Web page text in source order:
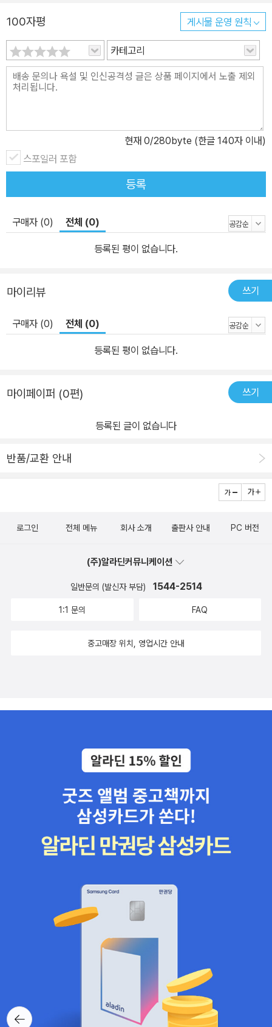
100자평 게시물 운영 원칙
카테고리
현재 0/280byte (한글 140자 이내)
스포일러 포함
등록
구매자 (0) 전체 (0)
등록된 평이 없습니다.
마이리뷰 쓰기
구매자 (0) 전체 (0)
등록된 평이 없습니다.
마이페이퍼 (0편) 쓰기
등록된 글이 없습니다
반품/교환 안내
뒤로가
기
로그인 전체 메뉴 회사 소개 출판사 안내 PC 버전
(주)알라딘커뮤니케이션
일반문의 (발신자 부담) 1544-2514
1:1 문의 FAQ
중고매장 위치, 영업시간 안내